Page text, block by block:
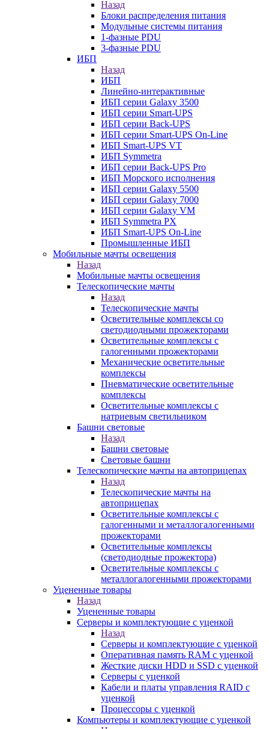
Назад
Блоки распределения питания
Модульные системы питания
1-фазные PDU
3-фазные PDU
ИБП
Назад
ИБП
Линейно-интерактивные
ИБП серии Galaxy 3500
ИБП серии Smart-UPS
ИБП серии Back-UPS
ИБП серии Smart-UPS On-Line
ИБП Smart-UPS VT
ИБП Symmetra
ИБП серии Back-UPS Pro
ИБП Морского исполнения
ИБП серии Galaxy 5500
ИБП серии Galaxy 7000
ИБП серии Galaxy VM
ИБП Symmetra PX
ИБП Smart-UPS On-Line
Промышленные ИБП
Мобильные мачты освещения
Назад
Мобильные мачты освещения
Телескопические мачты
Назад
Телескопические мачты
Осветительные комплексы со
светодиодными прожекторами
Осветительные комплексы с
галогенными прожекторами
Механические осветительные
комплексы
Пневматические осветительные
комплексы
Осветительные комплексы с
натриевым светильником
Башни световые
Назад
Башни световые
Световые башни
Телескопические мачты на автоприцепах
Назад
Телескопические мачты на
автоприцепах
Осветительные комплексы с
галогенными и металлогалогенными
прожекторами
Осветительные комплексы
(светодиодные прожектора)
Осветительные комплексы с
металлогалогенными прожекторами
Уцененные товары
Назад
Уцененные товары
Серверы и комплектующие с уценкой
Назад
Серверы и комплектующие с уценкой
Оперативная память RAM с уценкой
Жесткие диски HDD и SSD с уценкой
Серверы с уценкой
Кабели и платы управления RAID с
уценкой
Процессоры с уценкой
Компьютеры и комплектующие с уценкой